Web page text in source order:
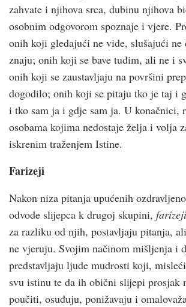
zahvate i njihova srca, dubinu njihova
osobnim odgovorom spoznaje i vjere.
onih koji gledajući ne vide, slušajući ne
znaju; onih koji se bave tuđim, ali ne i
onih koji se zaustavljaju na površini
dogodilo; onih koji se pitaju tko je taj i
i tko sam ja i gdje sam ja. U konačnici,
osobama kojima nedostaje želja i volja
iskrenim traženjem Istine.
Farizeji
Nakon niza pitanja upućenih
odvode slijepca k drugoj skupini,
za razliku od njih, postavljaju pitanja,
ne vjeruju. Svojim načinom mišljenja i
predstavljaju ljude mudrosti koji,
svu istinu te da ih obični slijepi prosjak
poučiti, osuđuju, ponižavaju i